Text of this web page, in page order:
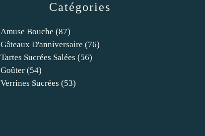
Catégories
Amuse Bouche (87)
Gâteaux D'anniversaire (76)
Tartes Sucrées Salées (56)
Goûter (54)
Verrines Sucrées (53)